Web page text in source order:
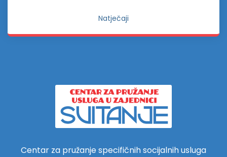
Natječaji
Centar za pružanje specifičnih socijalnih usluga